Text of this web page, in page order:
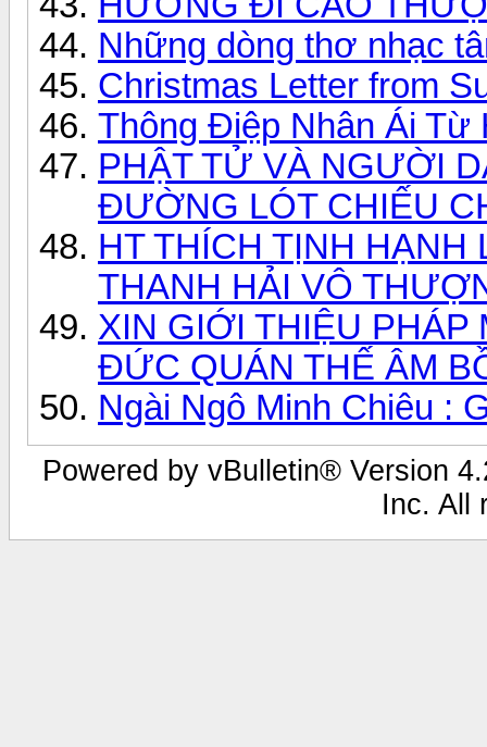
Những dòng thơ nhạc
Christmas Letter from
Thông Điệp Nhân Ái Từ
PHẬT TỬ VÀ NGƯỜI
ĐƯỜNG LÓT CHIẾU
HT THÍCH TỊNH HẠNH
THANH HẢI VÔ
XIN GIỚI THIỆU PHÁP
ĐỨC QUÁN THẾ ÂM
Ngài Ngô Minh Chiêu :
Powered by vBulletin® Version
Inc. All